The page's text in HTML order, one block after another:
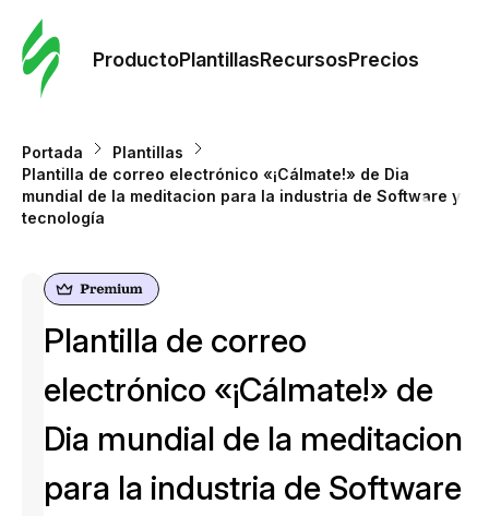
ProductoPlantillasRecursosPrecios
Portada
Plantillas
Plantilla de correo electrónico «¡Cálmate!» de Dia
mundial de la meditacion para la industria de Software y
tecnología
Plantilla de correo
electrónico «¡Cálmate!» de
Dia mundial de la meditacion
para la industria de Software